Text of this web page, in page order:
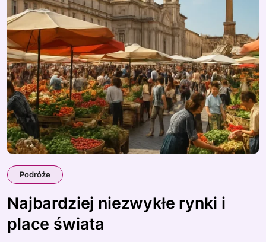
Podróże
Najbardziej niezwykłe rynki i
place świata